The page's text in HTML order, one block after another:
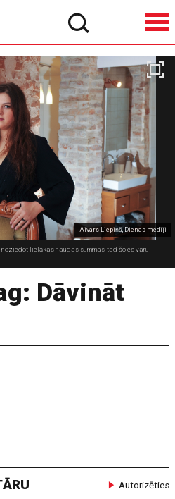
Aivars Liepiņš, Dienas mediji
lielākas naudas summas, tad šo es varu
Dāvināt
Autorizēties